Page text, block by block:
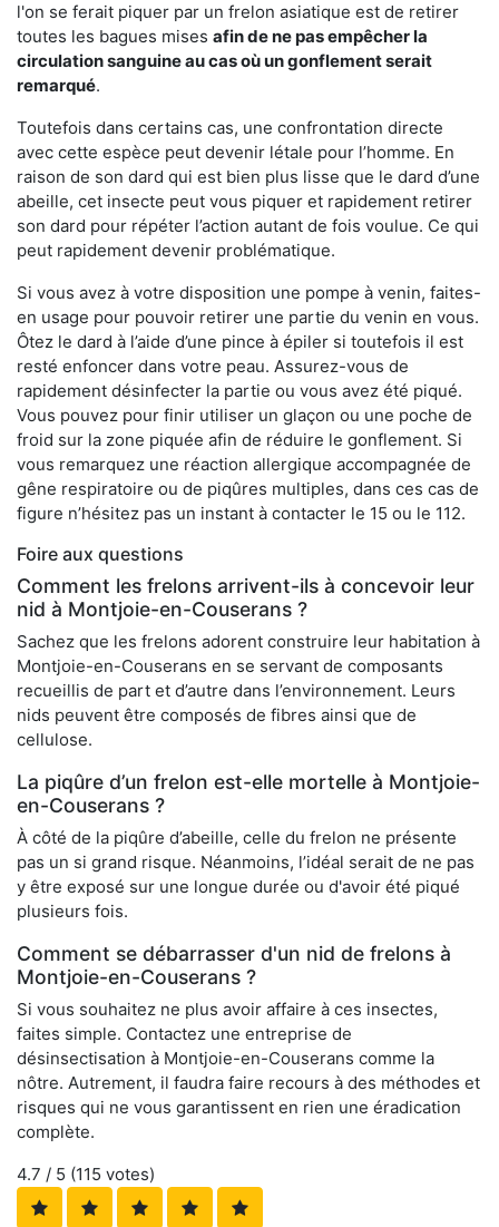
l'on se ferait piquer par un frelon asiatique est de retirer
toutes les bagues mises afin de ne pas empêcher la
circulation sanguine au cas où un gonflement serait
remarqué.
Toutefois dans certains cas, une confrontation directe
avec cette espèce peut devenir létale pour l’homme. En
raison de son dard qui est bien plus lisse que le dard d’une
abeille, cet insecte peut vous piquer et rapidement retirer
son dard pour répéter l’action autant de fois voulue. Ce qui
peut rapidement devenir problématique.
Si vous avez à votre disposition une pompe à venin, faites-
en usage pour pouvoir retirer une partie du venin en vous.
Ôtez le dard à l’aide d’une pince à épiler si toutefois il est
resté enfoncer dans votre peau. Assurez-vous de
rapidement désinfecter la partie ou vous avez été piqué.
Vous pouvez pour finir utiliser un glaçon ou une poche de
froid sur la zone piquée afin de réduire le gonflement. Si
vous remarquez une réaction allergique accompagnée de
gêne respiratoire ou de piqûres multiples, dans ces cas de
figure n’hésitez pas un instant à contacter le 15 ou le 112.
Foire aux questions
Comment les frelons arrivent-ils à concevoir leur
nid à Montjoie-en-Couserans ?
Sachez que les frelons adorent construire leur habitation à
Montjoie-en-Couserans en se servant de composants
recueillis de part et d’autre dans l’environnement. Leurs
nids peuvent être composés de fibres ainsi que de
cellulose.
La piqûre d’un frelon est-elle mortelle à Montjoie-
en-Couserans ?
À côté de la piqûre d’abeille, celle du frelon ne présente
pas un si grand risque. Néanmoins, l’idéal serait de ne pas
y être exposé sur une longue durée ou d'avoir été piqué
plusieurs fois.
Comment se débarrasser d'un nid de frelons à
Montjoie-en-Couserans ?
Si vous souhaitez ne plus avoir affaire à ces insectes,
faites simple. Contactez une entreprise de
désinsectisation à Montjoie-en-Couserans comme la
nôtre. Autrement, il faudra faire recours à des méthodes et
risques qui ne vous garantissent en rien une éradication
complète.
4.7 / 5 (115 votes)